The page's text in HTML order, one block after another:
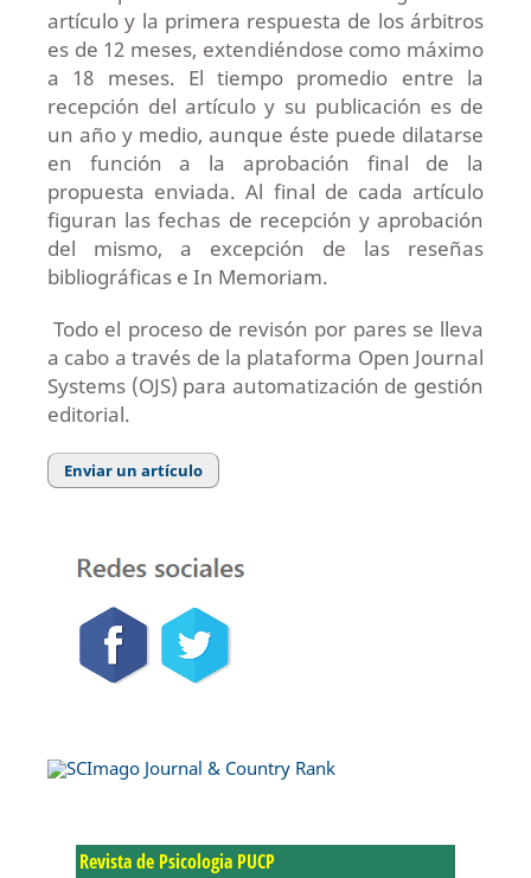
artículo y la primera respuesta de los árbitros
es de 12 meses, extendiéndose como máximo
a 18 meses. El tiempo promedio entre la
recepción del artículo y su publicación es de
un año y medio, aunque éste puede dilatarse
en función a la aprobación final de la
propuesta enviada. Al final de cada artículo
figuran las fechas de recepción y aprobación
del mismo, a excepción de las reseñas
bibliográficas e In Memoriam.
Todo el proceso de revisón por pares se lleva
a cabo a través de la plataforma Open Journal
Systems (OJS) para automatización de gestión
editorial.
Enviar un artículo